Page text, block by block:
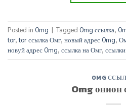
Posted in Omg | Tagged Omg ссылка,
tor,tor ссылка Омг, новый адрес Omg,
новуй адрес Omg, ссылка на Омг,
OMG
Omg онион